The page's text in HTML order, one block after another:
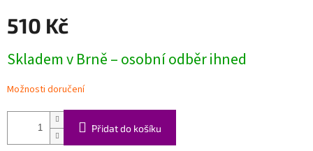
510 Kč
cena:
Skladem v Brně – osobní odběr ihned
Možnosti doručení
Přidat do košíku